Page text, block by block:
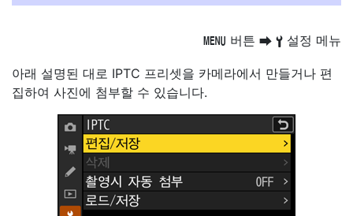
G 버튼 U B 설정 메뉴
아래 설명된 대로 IPTC 프리셋을 카메라에서 만들거나 편
집하여 사진에 첨부할 수 있습니다.